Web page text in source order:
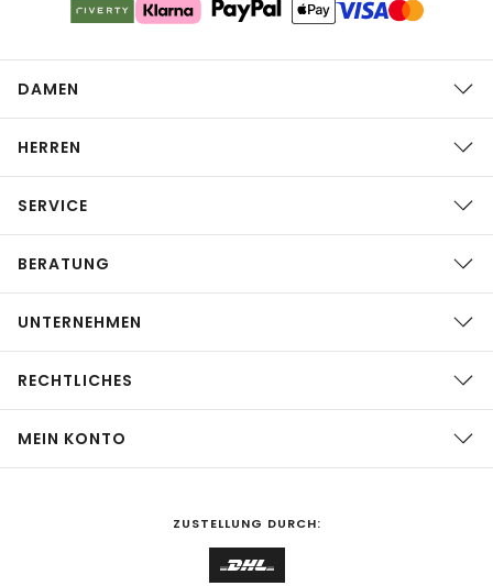
DAMEN
HERREN
SERVICE
BERATUNG
UNTERNEHMEN
RECHTLICHES
MEIN KONTO
ZUSTELLUNG DURCH: